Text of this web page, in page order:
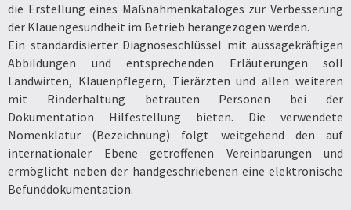
die Erstellung eines Maßnahmenkataloges zur Verbesserung
der Klauengesundheit im Betrieb herangezogen werden.
Ein standardisierter Diagnoseschlüssel mit aussagekräftigen
Abbildungen und entsprechenden Erläuterungen soll
Landwirten, Klauenpflegern, Tierärzten und allen weiteren
mit Rinderhaltung betrauten Personen bei der
Dokumentation Hilfestellung bieten. Die verwendete
Nomenklatur (Bezeichnung) folgt weitgehend den auf
internationaler Ebene getroffenen Vereinbarungen und
ermöglicht neben der handgeschriebenen eine elektronische
Befunddokumentation.